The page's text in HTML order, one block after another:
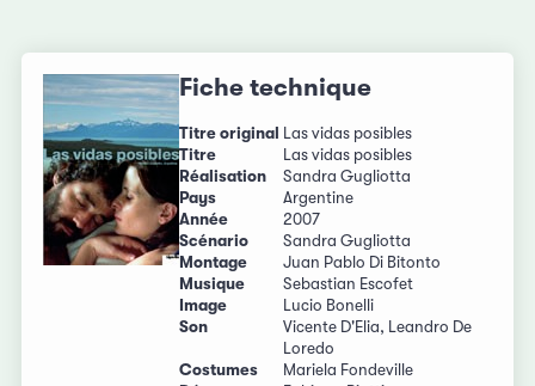
Fiche technique
Titre original Las vidas posibles
Titre
Las vidas posibles
Réalisation
Sandra Gugliotta
Pays
Argentine
Année
2007
Scénario
Sandra Gugliotta
Montage
Juan Pablo Di Bitonto
Musique
Sebastian Escofet
Image
Lucio Bonelli
Son
Vicente D'Elia, Leandro De
Loredo
Costumes
Mariela Fondeville